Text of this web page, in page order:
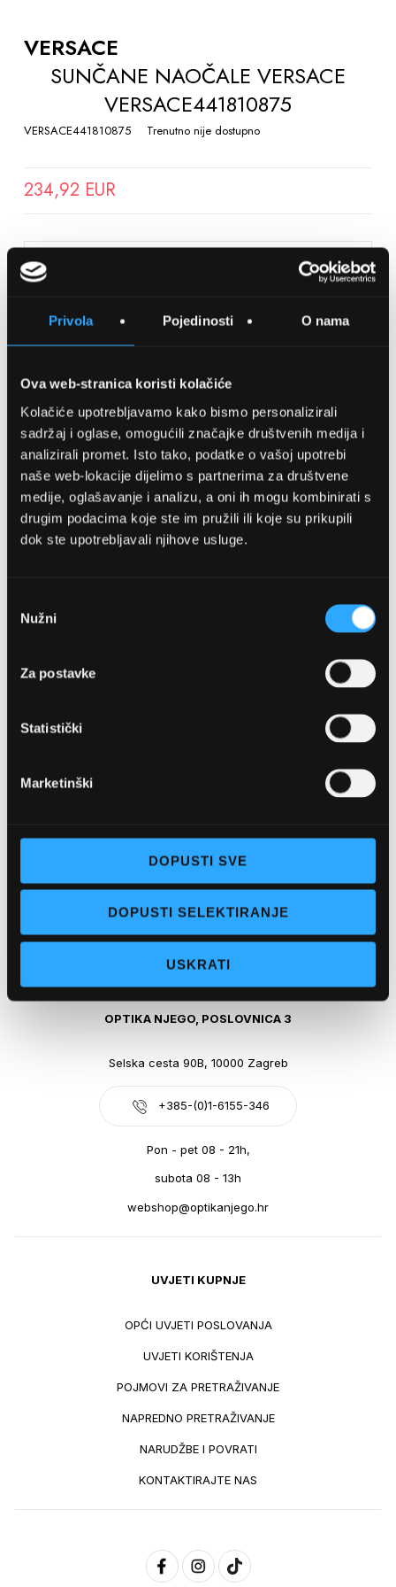
Privola Pojedinosti O nama
Ova web-stranica koristi kolačiće
Kolačiće upotrebljavamo kako bismo personalizirali
sadržaj i oglase, omogućili značajke društvenih medija i
analizirali promet. Isto tako, podatke o vašoj upotrebi
naše web-lokacije dijelimo s partnerima za društvene
medije, oglašavanje i analizu, a oni ih mogu kombinirati s
drugim podacima koje ste im pružili ili koje su prikupili
dok ste upotrebljavali njihove usluge.
pristanka
Nužni
Za postavke
Statistički
Marketinški
DOPUSTI SVE
DOPUSTI SELEKTIRANJE
USKRATI
THE
BEGINNING
GALLERY
VERSACE
SUNČANE NAOČALE VERSACE
VERSACE441810875
VERSACE441810875 Trenutno nije dostupno
234,92 EUR
SPREMITE NA LISTU ŽELJA
Detalji
OPTIKA NJEGO, POSLOVNICA 1
Pon - pet: 07 - 21h,
Sub: 07-21h
webshop@optikanjego.hr
OPTIKA NJEGO, POSLOVNICA 3
Selska cesta 90B, 10000 Zagreb
+385-(0)1-6155-346
Pon - pet 08 - 21h,
subota 08 - 13h
webshop@optikanjego.hr
UVJETI KUPNJE
OPĆI UVJETI POSLOVANJA
UVJETI KORIŠTENJA
POJMOVI ZA PRETRAŽIVANJE
NAPREDNO PRETRAŽIVANJE
NARUDŽBE I POVRATI
KONTAKTIRAJTE NAS